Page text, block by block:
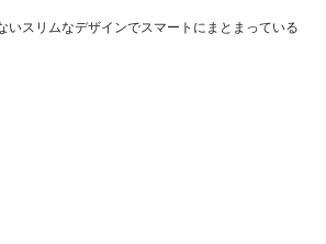
いスリムなデザインでスマートにまとまっている